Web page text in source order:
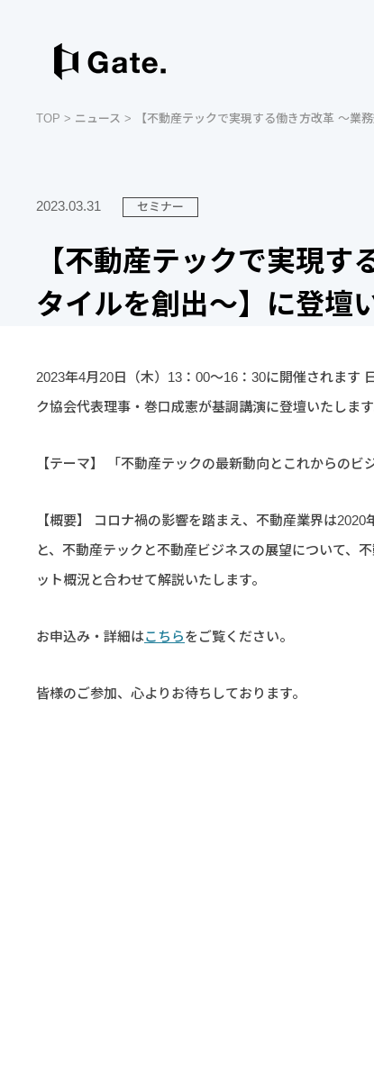
TOP > ニュース > 【不動産テックで実現する働き方改革 ～業
2023.03.31 セミナー
【不動産テックで実現
タイルを創出～】に登壇
2023年4月20日（木）13：00～16：30に開催されます
ク協会代表理事・巻口成憲が基調講演に登壇いたします
【テーマ】 「不動産テックの最新動向とこれからのビ
【概要】 コロナ禍の影響を踏まえ、不動産業界は
と、不動産テックと不動産ビジネスの展望について、
ット概況と合わせて解説いたします。
お申込み・詳細はこちらをご覧ください。
皆様のご参加、心よりお待ちしております。